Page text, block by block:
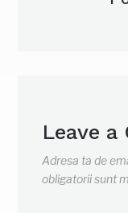
Leave
Adresa ta de
obligatorii sunt